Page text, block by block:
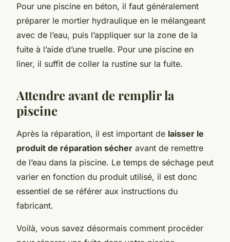
Pour une piscine en béton, il faut généralement
préparer le mortier hydraulique en le mélangeant
avec de l’eau, puis l’appliquer sur la zone de la
fuite à l’aide d’une truelle. Pour une piscine en
liner, il suffit de coller la rustine sur la fuite.
Attendre avant de remplir la
piscine
Après la réparation, il est important de laisser le
produit de réparation sécher avant de remettre
de l’eau dans la piscine. Le temps de séchage peut
varier en fonction du produit utilisé, il est donc
essentiel de se référer aux instructions du
fabricant.
Voilà, vous savez désormais comment procéder